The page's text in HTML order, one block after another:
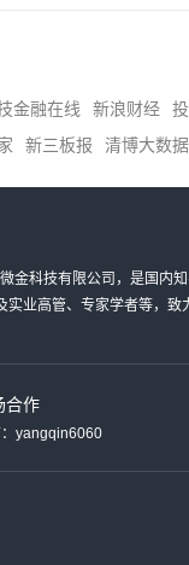
金融在线 新浪财经
新三板报 清博大数据
金科技有限公司，是国内
业高管、专家学者等，
合作
yangqin6060